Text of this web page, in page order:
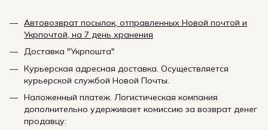
Автовозврат посылок, отправленных Новой почтой и
Укрпочтой, на 7 день хранения
Доставка "Укрпошта"
Курьерская адресная доставка. Осуществляется
курьерской службой Новой Почты.
Наложенный платеж. Логистическая компания
дополнительно удерживает комиссию за возврат денег
продавцу: